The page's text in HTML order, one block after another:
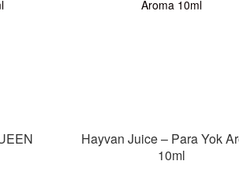
Hayvan Juice – Para Yok
10ml